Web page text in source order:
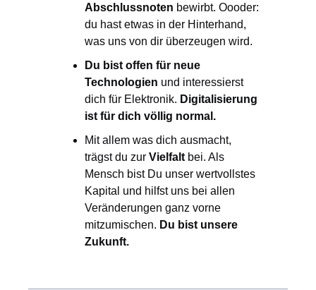
Abschlussnoten bewirbt. Oooder:
du hast etwas in der Hinterhand,
was uns von dir überzeugen wird.
Du bist offen für neue
Technologien und interessierst
dich für Elektronik. Digitalisierung
ist für dich völlig normal.
Mit allem was dich ausmacht,
trägst du zur Vielfalt bei. Als
Mensch bist Du unser wertvollstes
Kapital und hilfst uns bei allen
Veränderungen ganz vorne
mitzumischen. Du bist unsere
Zukunft.